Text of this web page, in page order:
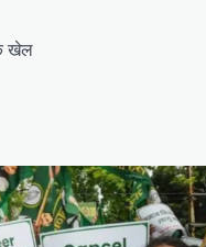
खेल